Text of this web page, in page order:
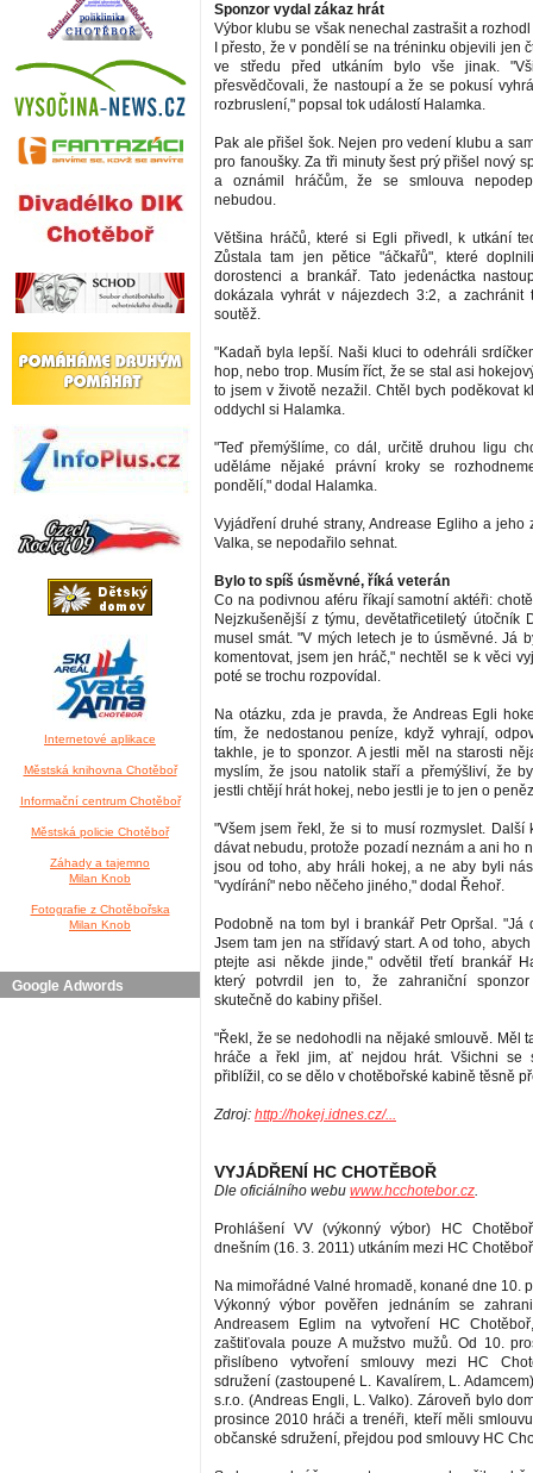
Internetové aplikace
Městská knihovna Chotěboř
Informační centrum Chotěboř
Městská policie Chotěboř
Záhady a tajemno
Milan Knob
Fotografie z Chotěbořska
Milan Knob
Google Adwords
Sponzor vydal zákaz hrát
Výbor klubu se však nenechal zastrašit a
I přesto, že v pondělí se na tréninku objevili jen
ve středu před utkáním bylo vše jinak.
přesvědčovali, že nastoupí a že se pokusí
rozbruslení," popsal tok událostí Halamka.
Pak ale přišel šok. Nejen pro vedení klubu a
pro fanoušky. Za tři minuty šest prý přišel nový
a oznámil hráčům, že se smlouva
nebudou.
Většina hráčů, které si Egli přivedl, k utkání
Zůstala tam jen pětice "áčkařů", které
dorostenci a brankář. Tato jedenáctka
dokázala vyhrát v nájezdech 3:2, a zachránit
soutěž.
"Kadaň byla lepší. Naši kluci to odehráli
hop, nebo trop. Musím říct, že se stal asi
to jsem v životě nezažil. Chtěl bych poděkovat
oddychl si Halamka.
"Teď přemýšlíme, co dál, určitě druhou ligu
uděláme nějaké právní kroky se
pondělí," dodal Halamka.
Vyjádření druhé strany, Andrease Egliho a jeho
Valka, se nepodařilo sehnat.
Bylo to spíš úsměvné, říká veterán
Co na podivnou aféru říkají samotní aktéři:
Nejzkušenější z týmu, devětatřicetiletý útočník
musel smát. "V mých letech je to úsměvné. Já
komentovat, jsem jen hráč," nechtěl se k věci
poté se trochu rozpovídal.
Na otázku, zda je pravda, že Andreas Egli
tím, že nedostanou peníze, když vyhrají,
takhle, je to sponzor. A jestli měl na starosti
myslím, že jsou natolik staří a přemýšliví, že
jestli chtějí hrát hokej, nebo jestli je to jen o
"Všem jsem řekl, že si to musí rozmyslet. Další
dávat nebudu, protože pozadí neznám a ani ho
jsou od toho, aby hráli hokej, a ne aby byli
"vydírání" nebo něčeho jiného," dodal Řehoř.
Podobně na tom byl i brankář Petr Opršal. "Já
Jsem tam jen na střídavý start. A od toho,
ptejte asi někde jinde," odvětil třetí brankář
který potvrdil jen to, že zahraniční
skutečně do kabiny přišel.
"Řekl, že se nedohodli na nějaké smlouvě. Měl
hráče a řekl jim, ať nejdou hrát. Všichni se
přiblížil, co se dělo v chotěbořské kabině těsně
Zdroj: http://hokej.idnes.cz/...
VYJÁDŘENÍ HC CHOTĚBOŘ
Dle oficiálního webu www.hcchotebor.cz.
Prohlášení VV (výkonný výbor) HC
dnešním (16. 3. 2011) utkáním mezi HC
Na mimořádné Valné hromadě, konané dne 10.
Výkonný výbor pověřen jednáním se
Andreasem Eglim na vytvoření HC
zaštiťovala pouze A mužstvo mužů. Od 10.
přislíbeno vytvoření smlouvy mezi HC
sdružení (zastoupené L. Kavalírem, L.
s.r.o­. (Andreas Engli, L. Valko). Zároveň bylo
prosince 2010 hráči a trenéři, kteří měli
občanské sdružení, přejdou pod smlouvy HC